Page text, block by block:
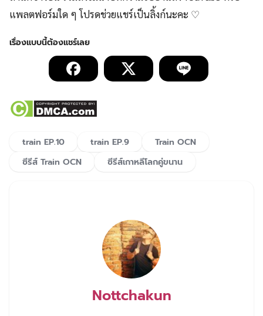
แพลตฟอร์มใด ๆ โปรดช่วยแชร์เป็นลิ้งก์นะคะ ♡
train EP.10 train EP.9
Train OCN
ซีรีส์ Train OCN
ซีรีส์เกาหลีโลกคู่ขนาน
Nottchakun